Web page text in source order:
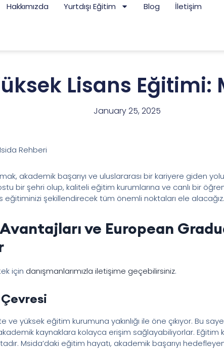
Hakkımızda Yurtdışı Eğitim Blog İletişim
Lisans Eğitimi:
January 25, 2025
Rehberi
akademik başarıyı ve uluslararası bir kariyere giden
bir şehri olup, kaliteli eğitim kurumlarına ve canlı bir
eğitiminizi şekillendirecek tüm önemli noktaları ele alacağız.
ve European
için danışmanlarımızla iletişime geçebilirsiniz.
Çevresi
ve yüksek eğitim kurumuna yakınlığı ile öne çıkıyor. Bu
kaynaklara kolayca erişim sağlayabiliyorlar. Eğitim
Msida’daki eğitim hayatı, akademik başarıyı